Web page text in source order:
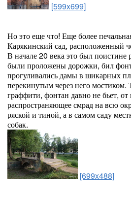
[599x699]
Но это еще что! Еще более
Карякинский сад, расположенный
В начале 20 века это был поистине
были проложены дорожки, бил
прогуливались дамы в шикарных
перекинутым через него мостиком.
граффити, фонтан давно не бьет, от
распространяющее смрад на всю
ряской и тиной, а в самом саду
собак.
[699x488]